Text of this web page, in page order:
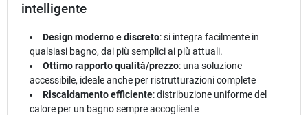
intelligente
Design moderno e discreto: si integra facilmente in
qualsiasi bagno, dai più semplici ai più attuali.
Ottimo rapporto qualità/prezzo: una soluzione
accessibile, ideale anche per ristrutturazioni complete
Riscaldamento efficiente: distribuzione uniforme del
calore per un bagno sempre accogliente